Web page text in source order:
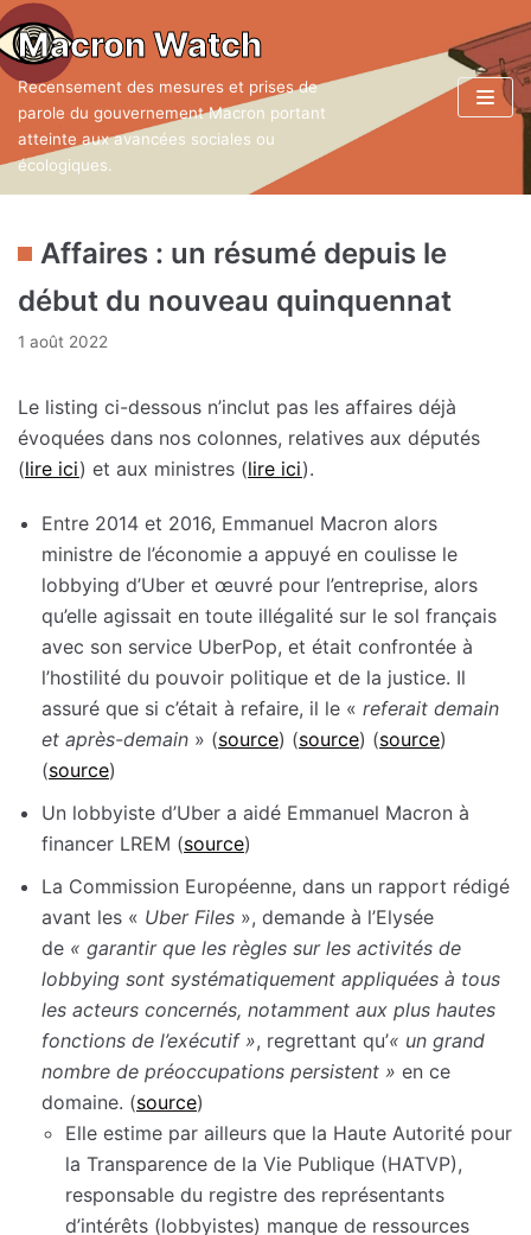
Aller
au
contenu
Macron Watch
Recensement des mesures et prises de
parole du gouvernement Macron portant
atteinte aux avancées sociales ou
écologiques.
Affaires : un résumé depuis le
début du nouveau quinquennat
1 août 2022
Le listing ci-dessous n’inclut pas les affaires déjà
évoquées dans nos colonnes, relatives aux députés
(lire ici) et aux ministres (lire ici).
Entre 2014 et 2016, Emmanuel Macron alors
ministre de l’économie a appuyé en coulisse le
lobbying d’Uber et œuvré pour l’entreprise, alors
qu’elle agissait en toute illégalité sur le sol français
avec son service UberPop, et était confrontée à
l’hostilité du pouvoir politique et de la justice. Il
assuré que si c’était à refaire, il le « referait demain
et après-demain » (source) (source) (source)
(source)
Un lobbyiste d’Uber a aidé Emmanuel Macron à
financer LREM (source)
La Commission Européenne, dans un rapport rédigé
avant les « Uber Files », demande à l’Elysée
de « garantir que les règles sur les activités de
lobbying sont systématiquement appliquées à tous
les acteurs concernés, notamment aux plus hautes
fonctions de l’exécutif », regrettant qu’« un grand
nombre de préoccupations persistent » en ce
domaine. (source)
Elle estime par ailleurs que la Haute Autorité pour
la Transparence de la Vie Publique (HATVP),
responsable du registre des représentants
d’intérêts (lobbyistes) manque de ressources